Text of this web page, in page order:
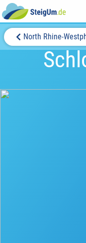
North Rhine-